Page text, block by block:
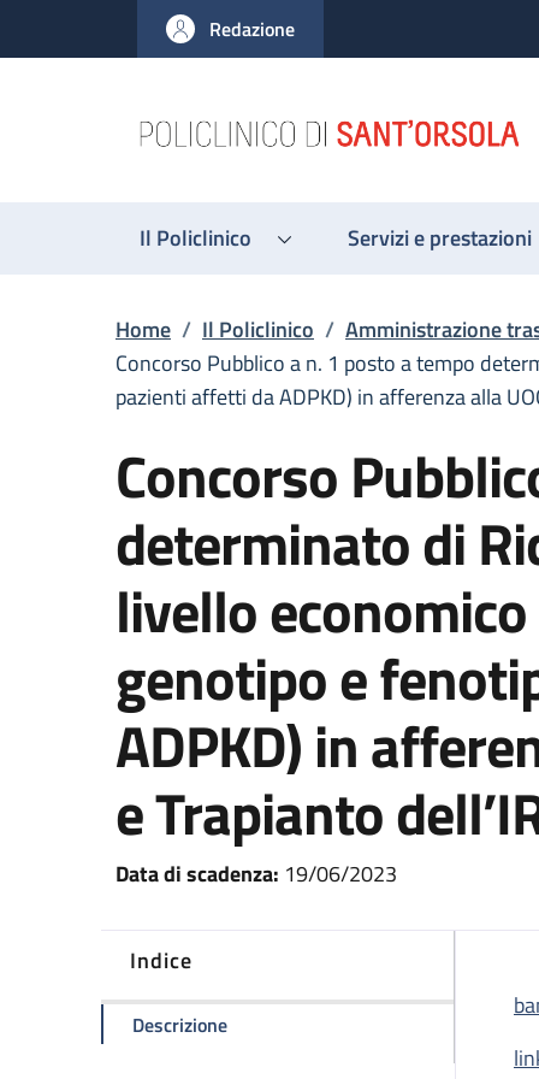
al contenuto principale
to footer content
Redazione
Il Policlinico Servizi e prestazioni
Briciole di pane
Home / Il Policlinico / Amministrazione
Concorso Pubblico a n. 1 posto a tempo
pazienti affetti da ADPKD) in afferenza alla
Concorso
determinato di
livello
genotipo e
ADPKD) in
e Trapianto
Data di scadenza: 19/06/2023
Indice
Descrizionedella pagina Concorso Pubblico a n.